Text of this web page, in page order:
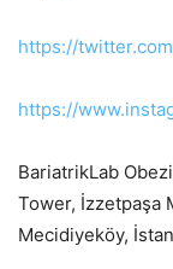
https://
https://
BariatrikLab
Tower, İzzetpaşa
Mecidiyeköy,